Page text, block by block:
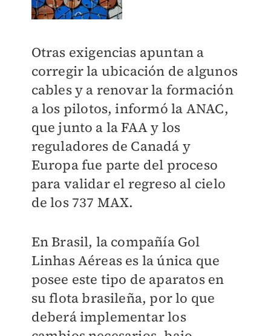
Otras exigencias apuntan a
corregir la ubicación de algunos
cables y a renovar la formación
a los pilotos, informó la ANAC,
que junto a la FAA y los
reguladores de Canadá y
Europa fue parte del proceso
para validar el regreso al cielo
de los 737 MAX.
En Brasil, la compañía Gol
Linhas Aéreas es la única que
posee este tipo de aparatos en
su flota brasileña, por lo que
deberá implementar los